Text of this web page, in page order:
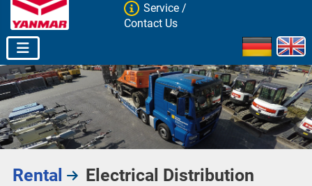
Service /
Contact Us
Select your
Rental
Electrical Distribution